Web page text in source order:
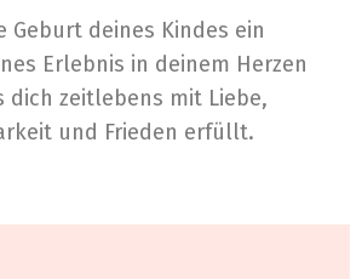
Geburt deines Kindes ein
Erlebnis in deinem Herzen
dich zeitlebens mit Liebe,
und Frieden erfüllt.